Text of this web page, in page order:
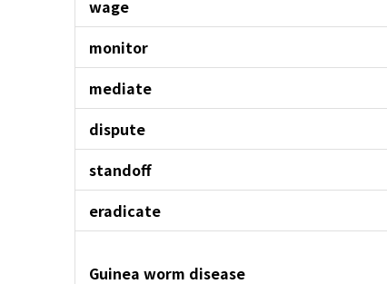
wage
monitor
mediate
dispute
standoff
eradicate
Guinea worm disease